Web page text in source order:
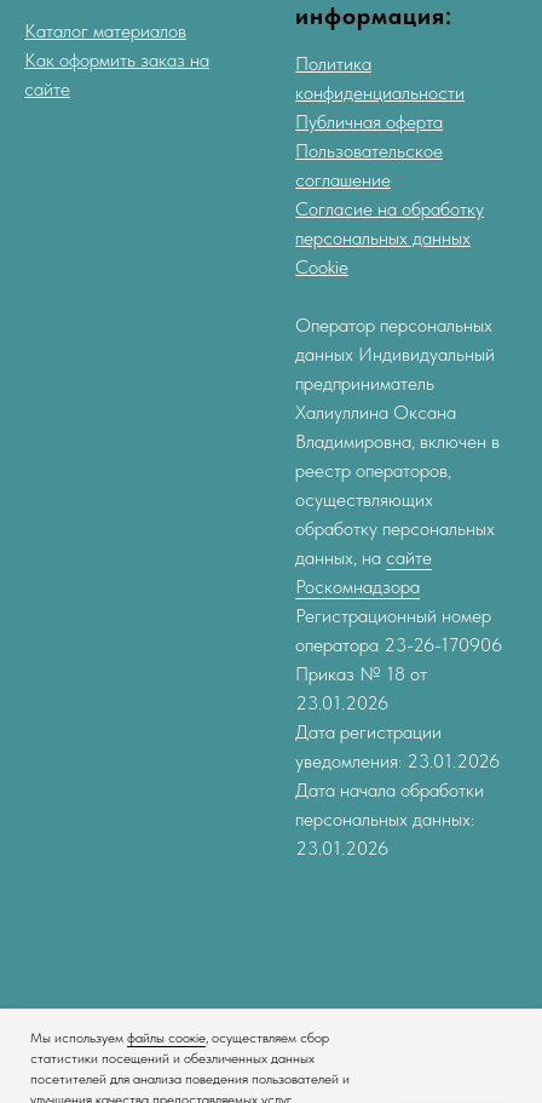
Мы используем файлы соокіе, осуществляем сбор
статистики посещений и обезличенных данных
посетителей для анализа поведения пользователей и
улучшения качества предоставляемых услуг.
Каталог материалов
Как оформить заказ на
сайте
информация:
Политика
конфиденциальности
Публичная оферта
Пользовательское
соглашение
Согласие на обработку
персональных данных
Cookie
Оператор персональных
данных Индивидуальный
предприниматель
Халиуллина Оксана
Владимировна, включен в
реестр операторов,
осуществляющих
обработку персональных
данных, на сайте
Роскомнадзора
Регистрационный номер
оператора 23-26-170906
Приказ № 18 от
23.01.2026
Дата регистрации
уведомления: 23.01.2026
Дата начала обработки
персональных данных:
23.01.2026
Made on Tilda